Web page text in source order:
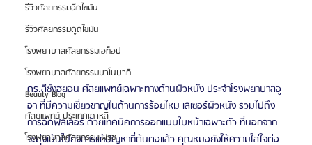
รีวิวศัลยกรรมฉีดไขมัน
รีวิวศัลยกรรมดูดไขมัน
โรงพยาบาลศัลยกรรมเอท็อป
โรงพยาบาลศัลยกรรมบาโนบากิ
Beauty Blog
ศัลยแพทย์ ประเทศเกาหลี
โรงพยาบาลศัลยกรรมเฟรช
ดร.ลีซังฮยอน ศัลยแพทย์เฉพาะทางด้านผิวหนัง ประจำโรงพยาบาลอู
อา ที่มีความเชี่ยวชาญในด้านการร้อยไหม เลเซอร์ผิวหนัง รวมไปถึง
การฉีดฟิลเลอร์ ด้วยเทคนิคการออกแบบใบหน้าเฉพาะตัว ที่นอกจาก
จะมุ่งเน้นไปยังการแก้ปัญหาที่ต้นตอแล้ว คุณหมอยังให้ความใส่ใจต่อ